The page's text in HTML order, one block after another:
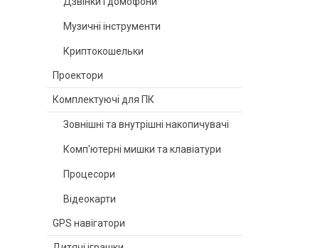
Музичні інструменти
Криптокошельки
Проектори
Комплектуючі для ПК
Зовнішні та внутрішні накопичувачі
Комп'ютерні мишки та клавіатури
Процесори
Відеокарти
GPS навігатори